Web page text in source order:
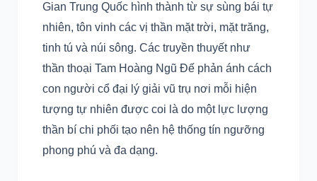
Gian Trung Quốc hình thành từ sự sùng bái tự
nhiên, tôn vinh các vị thần mặt trời, mặt trăng,
tinh tú và núi sông. Các truyền thuyết như
thần thoại Tam Hoàng Ngũ Đế phản ánh cách
con người cổ đại lý giải vũ trụ nơi mỗi hiện
tượng tự nhiên được coi là do một lực lượng
thần bí chi phối tạo nên hệ thống tín ngưỡng
phong phú và đa dạng.